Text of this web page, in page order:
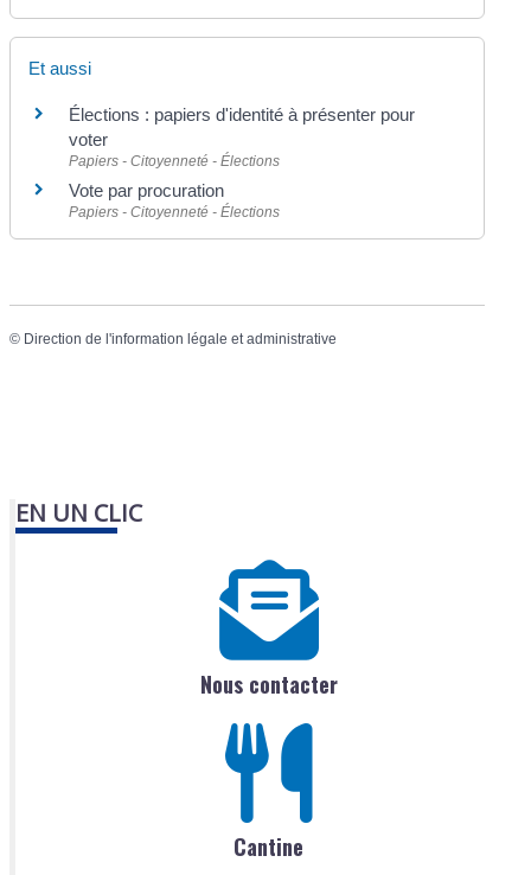
Et aussi
Élections : papiers d'identité à présenter pour
voter
Papiers - Citoyenneté - Élections
Vote par procuration
Papiers - Citoyenneté - Élections
© Direction de l'information légale et administrative
EN UN CLIC
Nous contacter
Cantine